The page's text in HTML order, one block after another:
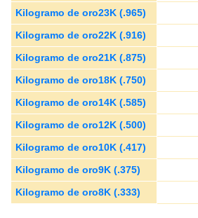
Kilogramo de oro23K (.965)
Kilogramo de oro22K (.916)
Kilogramo de oro21K (.875)
Kilogramo de oro18K (.750)
Kilogramo de oro14K (.585)
Kilogramo de oro12K (.500)
Kilogramo de oro10K (.417)
Kilogramo de oro9K (.375)
Kilogramo de oro8K (.333)